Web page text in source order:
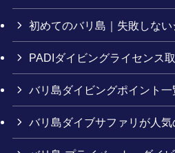
初めてのバリ島｜失敗しな
PADIダイビングライセンス
バリ島ダイビングポイント一
バリ島ダイブサファリが人気